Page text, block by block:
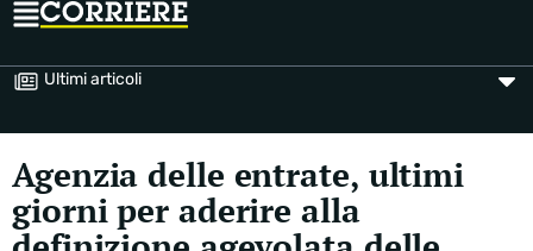
Ultimi articoli
Agenzia delle entrate, ultimi
giorni per aderire alla